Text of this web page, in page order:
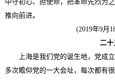
中守初心、担使命，把革命先烈为
推向前进。
(2019年9月
二十
上海是我们党的诞生地，党成立
多次瞻仰党的一大会址，每次都有